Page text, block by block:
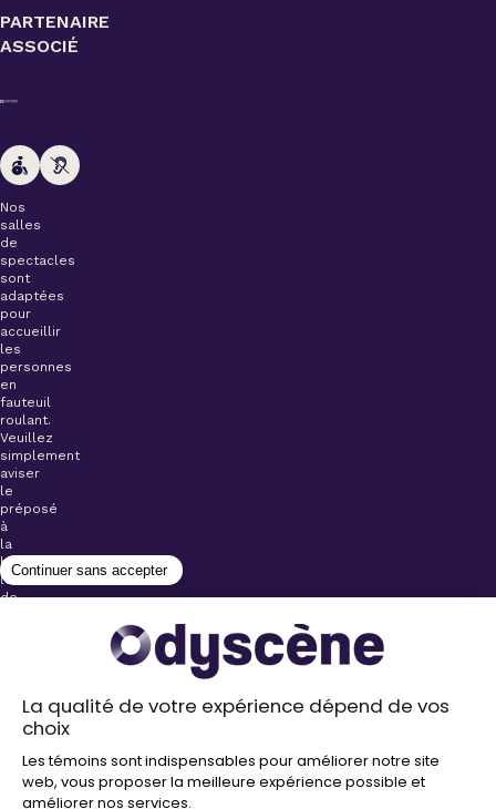
PARTENAIRE
ASSOCIÉ
Nos
salles
de
spectacles
sont
adaptées
pour
accueillir
les
personnes
en
fauteuil
roulant.
Veuillez
simplement
aviser
le
préposé
à
la
billetterie
lors
de
Stationnements
proximité de
nos salles
Politique de